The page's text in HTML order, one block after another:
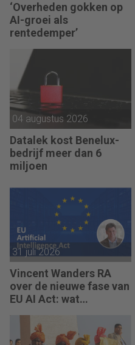
‘Overheden gokken op
AI-groei als
rentedemper’
04 augustus 2026
Datalek kost Benelux-
bedrijf meer dan 6
miljoen
31 juli 2026
Vincent Wanders RA
over de nieuwe fase van
EU AI Act: wat
accountants nu moeten
regelen